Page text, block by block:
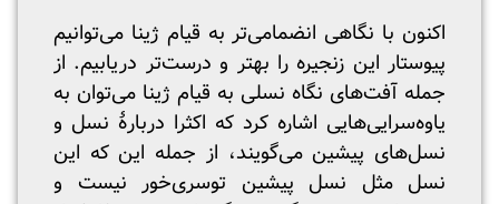
اکنون با نگاهی انضمامی‌تر به قیام ژینا می‌توانیم
پیوستار این زنجیره را بهتر و درست‌تر دریابیم. از
جمله آفت‌های نگاه نسلی به قیام ژینا می‌توان به
یاوه‌سرایی‌هایی اشاره کرد که اکثرا دربارۀ نسل و
نسل‌های پیشین می‌گویند، از جمله این که این
نسل مثل نسل پیشین توسری‌خور نیست و